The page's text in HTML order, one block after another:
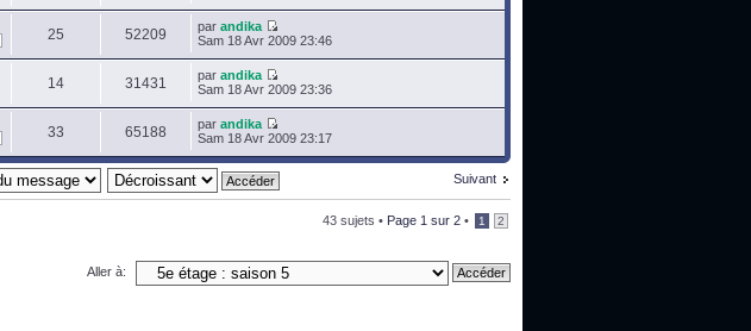
25 52209 par andika
Sam 18 Avr 2009 23:46
14 31431 par andika
Sam 18 Avr 2009 23:36
33 65188 par andika
Sam 18 Avr 2009 23:17
Suivant
43 sujets • Page 1 sur 2 • 1 2
Aller à: